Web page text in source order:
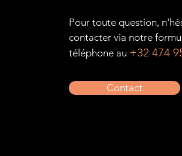
Pour toute question,
contacter via notre
téléphone au +32 474
Contact